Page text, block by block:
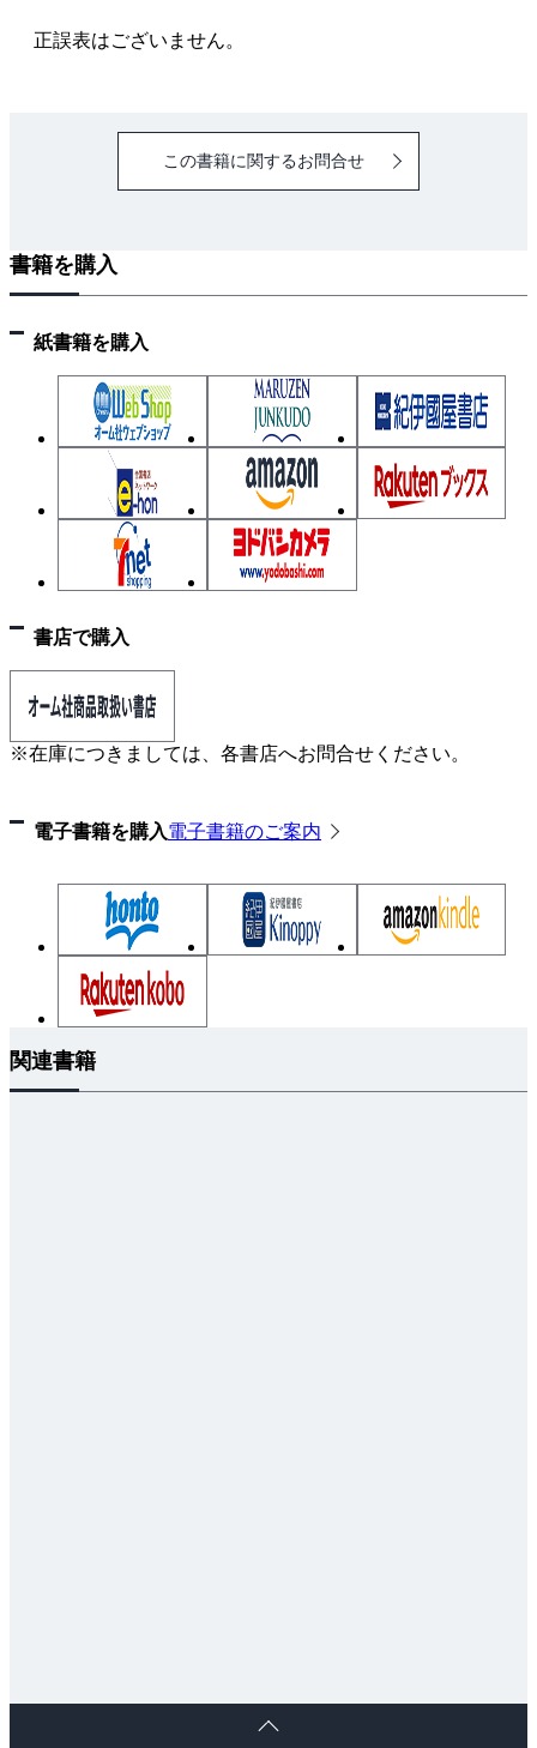
正誤表はございません。
この書籍に関するお問合せ
書籍を購入
紙書籍を購入
書店で購入
※在庫につきましては、各書店へお問合せください。
電子書籍を購入電子書籍のご案内
関連書籍